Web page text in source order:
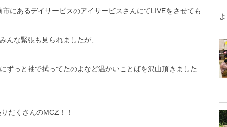
にあるデイサービスのアイサービスさんにてLIVEをさせても
んな緊張も見られましたが、
ずっと袖で拭ってたのよなど温かいことばを沢山頂きました
だくさんのMCZ！！